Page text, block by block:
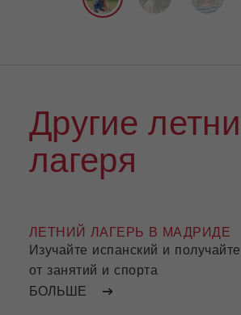
Другие
лагеря
ЛЕТНИЙ ЛАГЕРЬ В МАДРИДЕ
Изучайте испанский и
от занятий и спорта
БОЛЬШЕ